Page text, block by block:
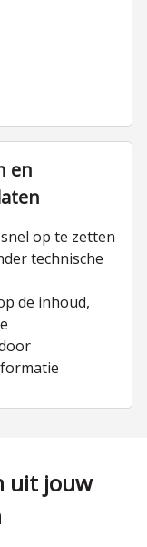
en
op te zetten
technische
de inhoud,
uit jouw